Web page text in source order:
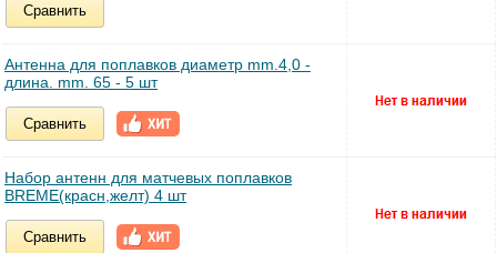
Сравнить
Антенна для поплавков диаметр mm.4,0 -
длина. mm. 65 - 5 шт
Сравнить
Набор антенн для матчевых поплавков
BREME(красн,желт) 4 шт
Сравнить